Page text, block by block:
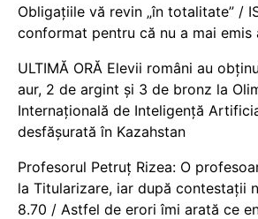
Obligațiile vă revin „în totalitate” /
conformat pentru că nu a mai emis
ULTIMĂ ORĂ Elevii români au
aur, 2 de argint și 3 de bronz la
Internațională de Inteligență
desfășurată în Kazahstan
Profesorul Petruț Rizea: O
la Titularizare, iar după contestații
8.70 / Astfel de erori îmi arată ce